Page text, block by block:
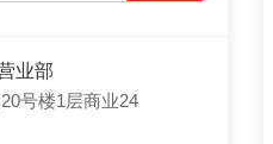
业部
号楼1层商业24